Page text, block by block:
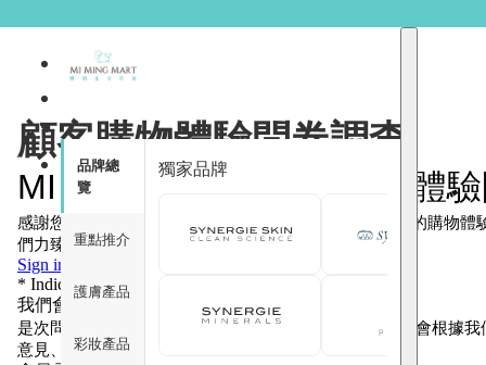
品牌總
覽
重點推介
護膚產品
彩妝產品
獨家品牌
顧客購物體驗問卷調查